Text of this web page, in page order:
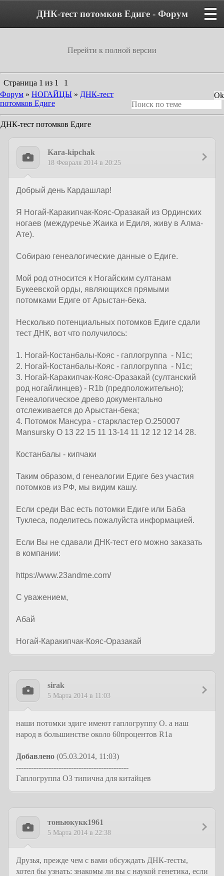
ДНК-тест потомков Едиге - Форум
Перейти к полной версии
Страница 1 из 1
1
Форум » НОГАЙЦЫ » ДНК-тест
потомков Едиге
ДНК-тест потомков Едиге
Kara-kipchak
18 Февраля 2014 в 20:25
Добрый день Кардашлар!
Я Ногай-Каракипчак-Кояс-Оразакай из Ординских
ногаев (междуречье Жаика и Едиля, живу в Алма-
Ате).
Собираю генеалогические данные о Едиге.
Мой род относится к Ногайским султанам
Букеевской орды, являющихся прямыми
потомками Едиге от Арыстан-бека.
Несколько потенциальных потомков Едиге сдали
тест ДНК, вот что получилось:
1. Ногай-Костанбалы-Кояс - гаплогруппа - N1c;
2. Ногай-Костанбалы-Кояс - гаплогруппа - N1c;
3. Ногай-Каракипчак-Кояс-Оразакай (султанский
род ногайлинцев) - R1b (предположительно);
Генеалогическое древо документально
отслеживается до Арыстан-бека;
4. Потомок Мансура - старкластер О.250007
Mansursky O 13 22 15 11 13-14 11 12 12 12 14 28.
Костанбалы - кипчаки
Таким образом, d генеалогии Едиге без участия
потомков из РФ, мы видим кашу.
Если среди Вас есть потомки Едиге или Баба
Туклеса, поделитесь пожалуйста информацией.
Если Вы не сдавали ДНК-тест его можно заказать
в компании:
https://www.23andme.com/
С уважением,
Абай
Ногай-Каракипчак-Кояс-Оразакай
sirak
5 Марта 2014 в 11:03
наши потомки эдиге имеют гаплогруппу О. а наш
народ в большинстве около 60процентов R1a
Добавлено (05.03.2014, 11:03)
---------------------------------------------
Гаплогруппа O3 типична для китайцев
тоньюкукк1961
5 Марта 2014 в 22:38
Друзья, прежде чем с вами обсуждать ДНК-тесты,
хотел бы узнать: знакомы ли вы с наукой генетика, если